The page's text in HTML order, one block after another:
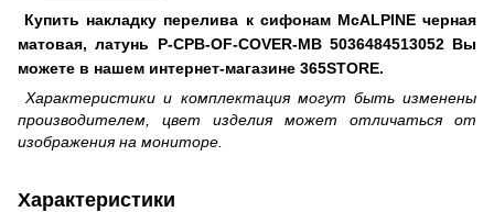
Купить накладку перелива к сифонам McALPINE черная
матовая, латунь P-CPB-OF-COVER-MB 5036484513052 Вы
можете в нашем интернет-магазине 365STORE.
Характеристики и комплектация могут быть изменены
производителем, цвет изделия может отличаться от
изображения на мониторе.
Характеристики